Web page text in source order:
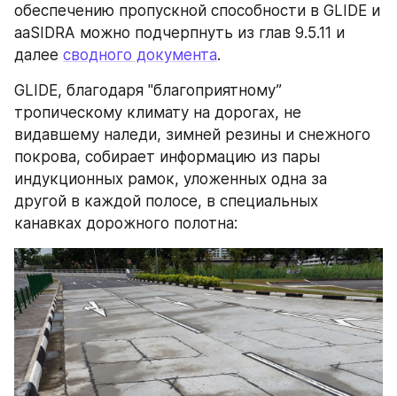
обеспечению пропускной способности в GLIDE и
aaSIDRA можно подчерпнуть из глав 9.5.11 и
далее сводного документа.
GLIDE, благодаря "благоприятному”
тропическому климату на дорогах, не
видавшему наледи, зимней резины и снежного
покрова, собирает информацию из пары
индукционных рамок, уложенных одна за
другой в каждой полосе, в специальных
канавках дорожного полотна: